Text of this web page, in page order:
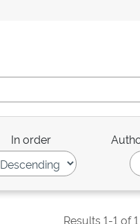
In order
Results 1-1 of